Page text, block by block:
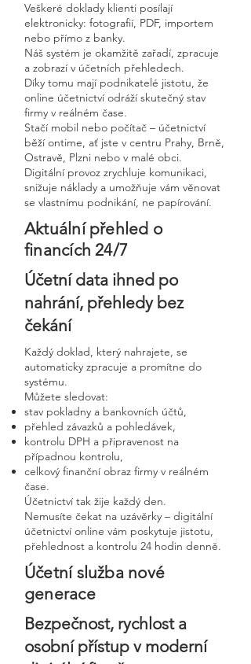
Veškeré doklady klienti posílají
elektronicky: fotografií, PDF, importem
nebo přímo z banky.
Náš systém je okamžitě zařadí, zpracuje
a zobrazí v účetních přehledech.
Díky tomu mají podnikatelé jistotu, že
online účetnictví odráží skutečný stav
firmy v reálném čase.
Stačí mobil nebo počítač – účetnictví
běží ontime, ať jste v centru Prahy, Brně,
Ostravě, Plzni nebo v malé obci.
Digitální provoz zrychluje komunikaci,
snižuje náklady a umožňuje vám věnovat
se vlastnímu podnikání, ne papírování.
Aktuální přehled o
financích 24/7
Účetní data ihned po
nahrání, přehledy bez
čekání
Každý doklad, který nahrajete, se
automaticky zpracuje a promítne do
systému.
Můžete sledovat:
stav pokladny a bankovních účtů,
přehled závazků a pohledávek,
kontrolu DPH a připravenost na
případnou kontrolu,
celkový finanční obraz firmy v reálném
čase.
Účetnictví tak žije každý den.
Nemusíte čekat na uzávěrky – digitální
účetnictví online vám poskytuje jistotu,
přehlednost a kontrolu 24 hodin denně.
Účetní služba nové
generace
Bezpečnost, rychlost a
osobní přístup v moderní